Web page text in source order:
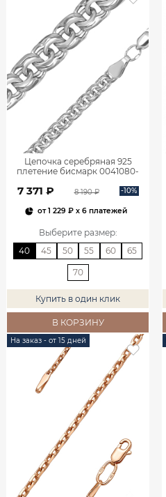
Цепочка серебряная 925
плетение бисмарк 0041080-
7 371 ₽ 8 190 ₽ -10%
от1 229 ₽x 6 платежей
Выберите размер:
40
45 50 55 60 65
70
Купить в один клик
В КОРЗИНУ
На заказ - от 15 дней